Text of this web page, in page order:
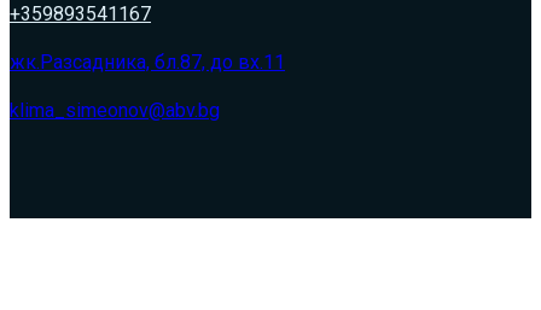
+359893541167
жк.Разсадника, бл.87, до вх.11
klima_simeonov@abv.bg